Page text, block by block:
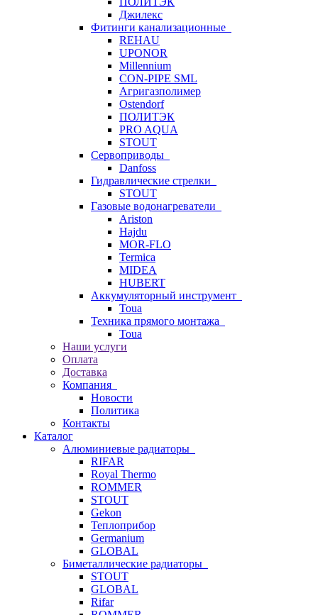
Джилекс
Фитинги канализационные
REHAU
UPONOR
Millennium
CON-PIPE SML
Агригазполимер
Ostendorf
ПОЛИТЭК
PRO AQUA
STOUT
Сервоприводы
Danfoss
Гидравлические стрелки
STOUT
Газовые водонагреватели
Ariston
Hajdu
MOR-FLO
Termica
MIDEA
HUBERT
Аккумуляторный инструмент
Toua
Техника прямого монтажа
Toua
Наши услуги
Оплата
Доставка
Компания
Новости
Политика
Контакты
Каталог
Алюминиевые радиаторы
RIFAR
Royal Thermo
ROMMER
STOUT
Gekon
Теплоприбор
Germanium
GLOBAL
Биметаллические радиаторы
STOUT
GLOBAL
Rifar